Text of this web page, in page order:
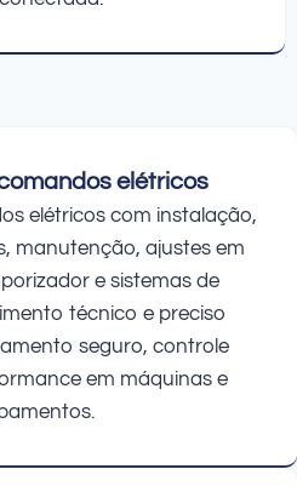
elétricos
elétricos com instalação,
manutenção, ajustes em
e sistemas de
técnico e preciso
seguro, controle
em máquinas e